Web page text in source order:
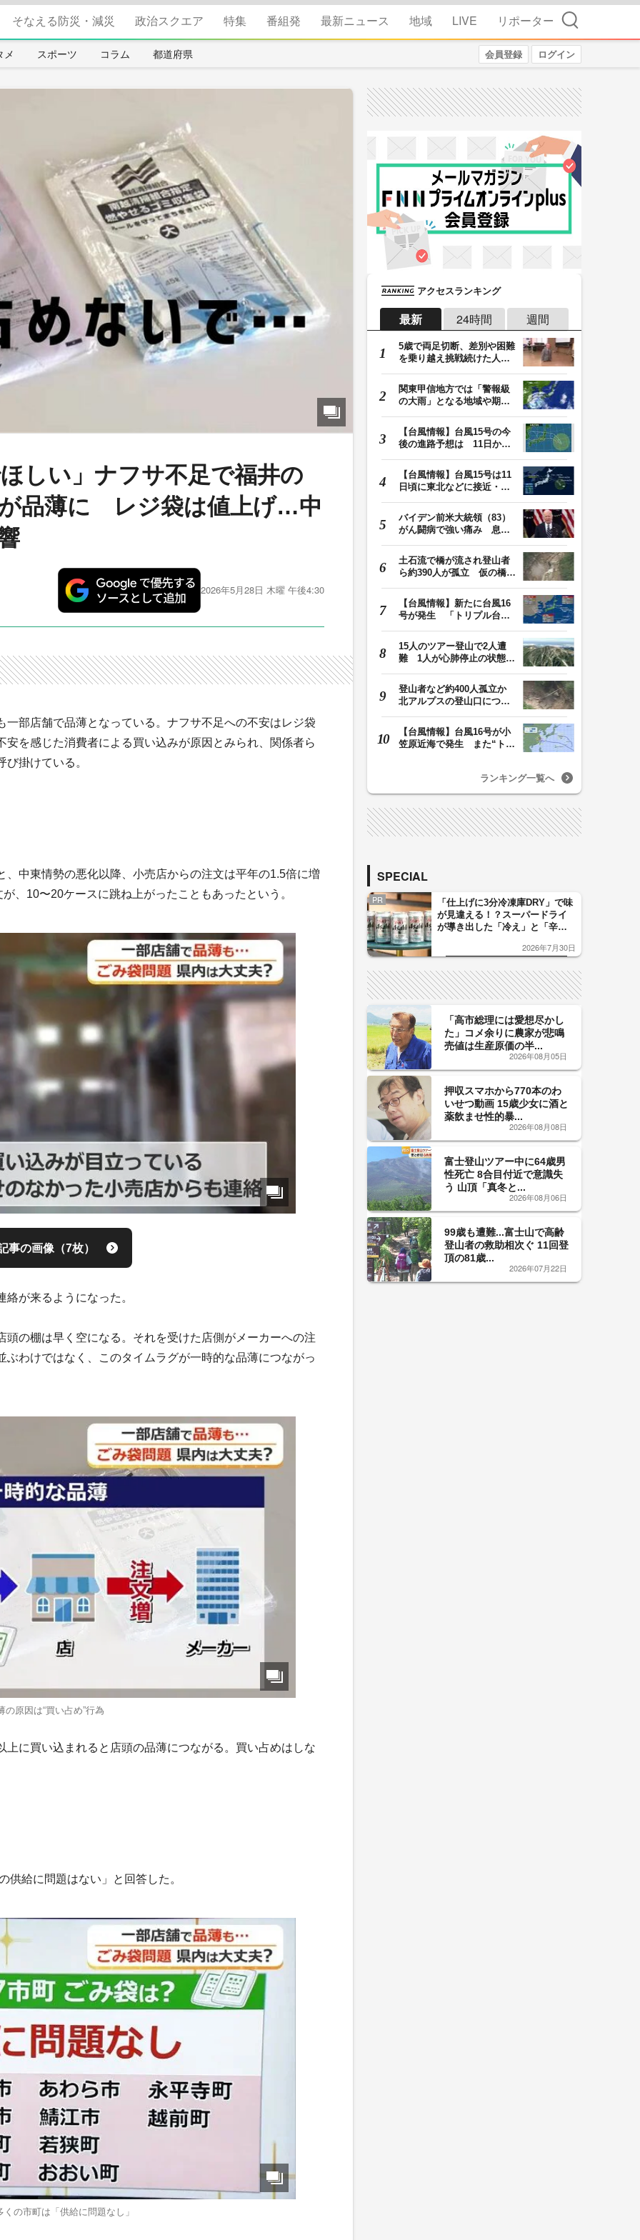
そなえる防災・減災 政治スクエア 特集 番組発 最新ニュース 地域 LIVE リポーター 検索
メ スポーツ コラム 都道府県 会員登録 ログイン
しい」ナフサ不足で福井の
品薄に レジ袋は値上げ…中
2026年5月28日 木曜 午後4:30
部店舗で品薄となっている。ナフサ不足への不安はレジ袋
を感じた消費者による買い込みが原因とみられ、関係者ら
掛けている。
中東情勢の悪化以降、小売店からの注文は平年の1.5倍に増
、10〜20ケースに跳ね上がったこともあったという。
事の画像（7枚）
が来るようになった。
の棚は早く空になる。それを受けた店側がメーカーへの注
わけではなく、このタイムラグが一時的な品薄につながっ
の原因は“買い占め”行為
に買い込まれると店頭の品薄につながる。買い占めはしな
供給に問題はない」と回答した。
くの市町は「供給に問題なし」
アクセスランキング
最新 24時間 週間
5歳で両足切断、差別や困難
を乗り越え挑戦続けた人
関東甲信地方では「警報級
の大雨」となる地域や期間
【台風情報】台風15号の今
後の進路予想は 11日から
【台風情報】台風15号は11
日頃に東北などに接近・上
バイデン前米大統領（83）
がん闘病で強い痛み 息子
土石流で橋が流され登山者
ら約390人が孤立 仮の橋が
【台風情報】新たに台風16
号が発生 「トリプル台
15人のツアー登山で2人遭
難 1人が心肺停止の状態、
登山者など約400人孤立か
北アルプスの登山口につな
【台風情報】台風16号が小
笠原近海で発生 また“トリ
ランキング一覧へ
SPECIAL
PR
「仕上げに3分冷凍庫DRY」で味
が見違える！？スーパードライ
が導き出した「冷え」と「辛
した「辛口カーブ」が飲み頃の
2026年7月30日
「高市総理には愛想尽かし
た」コメ余りに農家が悲鳴
売値は生産原価の半...
2026年08月05日
押収スマホから770本のわ
いせつ動画 15歳少女に酒と
薬飲ませ性的暴...
2026年08月08日
富士登山ツアー中に64歳男
性死亡 8合目付近で意識失
う 山頂「真冬と...
2026年08月06日
99歳も遭難...富士山で高齢
登山者の救助相次ぐ 11回登
頂の81歳...
2026年07月22日